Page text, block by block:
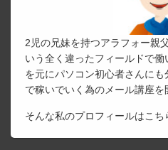
2児の兄妹を持つアラフォー親
いう全く違ったフィールドで
を元にパソコン初心者さんに
で稼いでいく為のメール講座を
そんな私のプロフィールはこち